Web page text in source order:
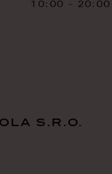
10:00 - 20:00
s.r.o.